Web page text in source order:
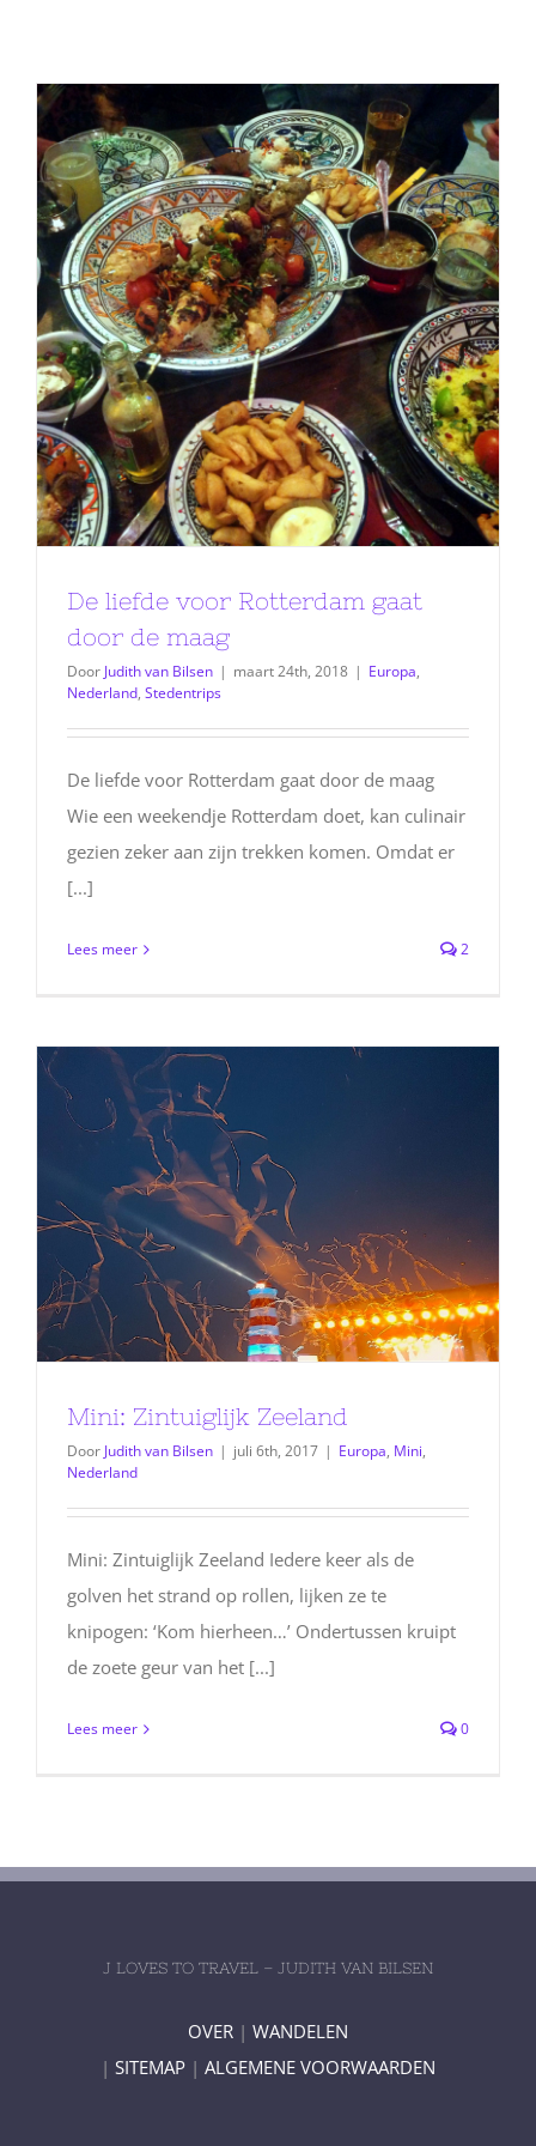
De liefde voor Rotterdam gaat
door de maag
Door Judith van Bilsen | maart 24th, 2018 | Europa,
Nederland, Stedentrips
De liefde voor Rotterdam gaat door de maag
Wie een weekendje Rotterdam doet, kan culinair
gezien zeker aan zijn trekken komen. Omdat er
[...]
Lees meer 2
Mini: Zintuiglijk Zeeland
Door Judith van Bilsen | juli 6th, 2017 | Europa, Mini,
Nederland
Mini: Zintuiglijk Zeeland Iedere keer als de
golven het strand op rollen, lijken ze te
knipogen: ‘Kom hierheen…’ Ondertussen kruipt
de zoete geur van het [...]
Lees meer 0
J LOVES TO TRAVEL – JUDITH VAN BILSEN
OVER | WANDELEN
| SITEMAP | ALGEMENE VOORWAARDEN